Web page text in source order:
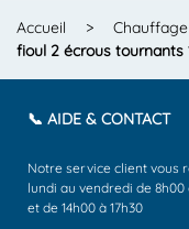
Accueil > Chauffage
fioul 2 écrous tournants
📞 AIDE & CONTACT
Notre service client vous
lundi au vendredi de 8h00
et de 14h00 à 17h30